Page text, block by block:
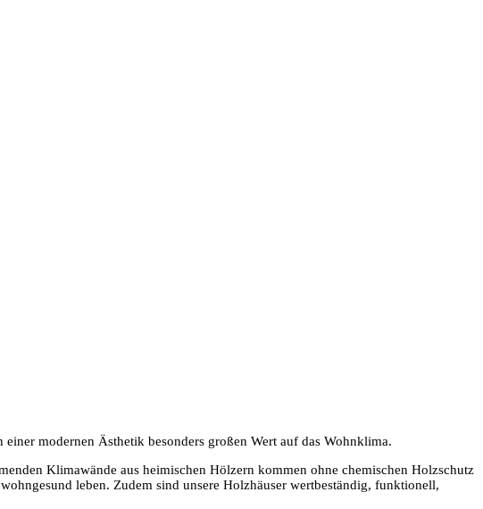
modernen Ästhetik besonders großen Wert auf das Wohnklima.
Klimawände aus heimischen Hölzern kommen ohne chemischen Holzschutz
leben. Zudem sind unsere Holzhäuser wertbeständig, funktionell,